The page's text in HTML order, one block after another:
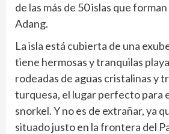
de las más de 50 islas que
Adang.
La isla está cubierta de una
tiene hermosas y tranquilas
rodeadas de aguas cristalinas y
turquesa, el lugar perfecto para
snorkel. Y no es de extrañar, ya
situado justo en la frontera del